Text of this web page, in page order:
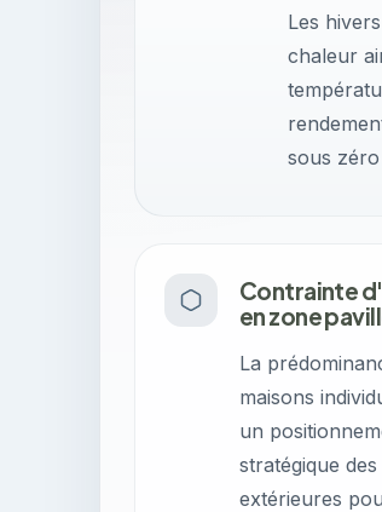
Les
chaleur
sous zéro
Contrainte
en zone
La
maisons
un
stratégique
extérieures